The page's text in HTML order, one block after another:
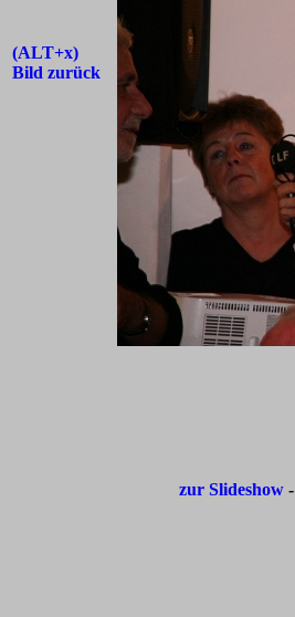
(ALT+x)
Bild zurück
zur Slideshow-